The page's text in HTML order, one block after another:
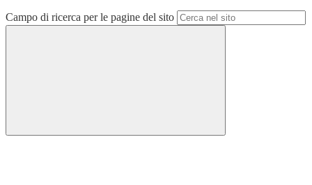
Campo di ricerca per le pagine del sito